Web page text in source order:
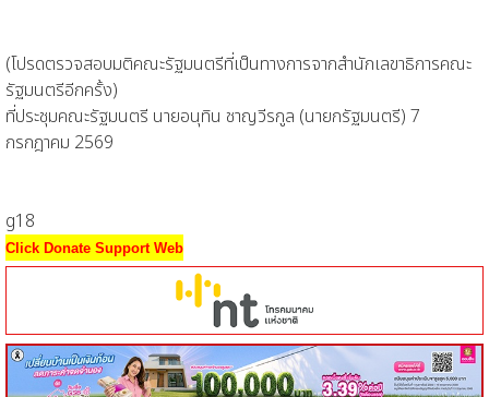
(โปรดตรวจสอบมติคณะรัฐมนตรีที่เป็นทางการจากสำนักเลขาธิการคณะ
รัฐมนตรีอีกครั้ง)
ที่ประชุมคณะรัฐมนตรี นายอนุทิน ชาญวีรกูล (นายกรัฐมนตรี) 7
กรกฎาคม 2569
g18
Click Donate Support Web